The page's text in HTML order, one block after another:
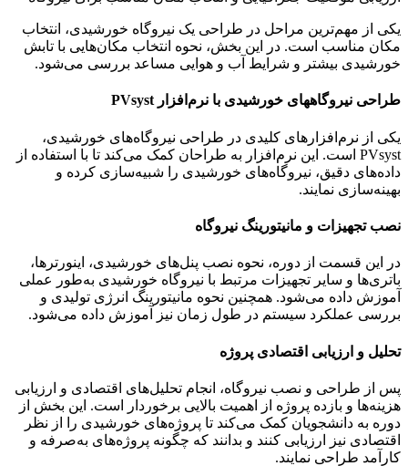
یکی از مهم‌ترین مراحل در طراحی یک نیروگاه خورشیدی، انتخاب
مکان مناسب است. در این بخش، نحوه انتخاب مکان‌هایی با تابش
خورشیدی بیشتر و شرایط آب و هوایی مساعد بررسی می‌شود.
طراحی نیروگاههای خورشیدی با نرم‌افزار PVsyst
یکی از نرم‌افزارهای کلیدی در طراحی نیروگاه‌های خورشیدی،
PVsyst است. این نرم‌افزار به طراحان کمک می‌کند تا با استفاده از
داده‌های دقیق، نیروگاه‌های خورشیدی را شبیه‌سازی کرده و
بهینه‌سازی نمایند.
نصب تجهیزات و مانیتورینگ نیروگاه
در این قسمت از دوره، نحوه نصب پنل‌های خورشیدی، اینورترها،
باتری‌ها و سایر تجهیزات مرتبط با نیروگاه خورشیدی به‌طور عملی
آموزش داده می‌شود. همچنین نحوه مانیتورینگ انرژی تولیدی و
بررسی عملکرد سیستم در طول زمان نیز آموزش داده می‌شود.
تحلیل و ارزیابی اقتصادی پروژه
پس از طراحی و نصب نیروگاه، انجام تحلیل‌های اقتصادی و ارزیابی
هزینه‌ها و بازده پروژه از اهمیت بالایی برخوردار است. این بخش از
دوره به دانشجویان کمک می‌کند تا پروژه‌های خورشیدی را از نظر
اقتصادی نیز ارزیابی کنند و بدانند که چگونه پروژه‌های به‌صرفه و
کارآمد طراحی نمایند.